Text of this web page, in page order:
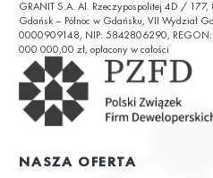
ul. Chałubińskiego 9
GRANIT S.A. Al. Rzeczypospolitej 4D /
Gdańsk – Północ w Gdańsku, VII Wydział
0000909148, NIP: 5842806290,
000 000,00 zł, opłacony w całości
NASZA OFERTA